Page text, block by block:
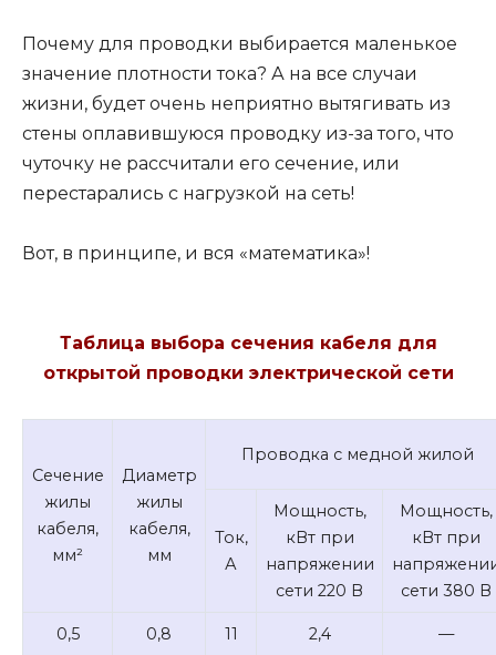
Почему для проводки выбирается маленькое
значение плотности тока? А на все случаи
жизни, будет очень неприятно вытягивать из
стены оплавившуюся проводку из-за того, что
чуточку не рассчитали его сечение, или
перестарались с нагрузкой на сеть!
Вот, в принципе, и вся «математика»!
Таблица выбора сечения кабеля для
открытой проводки электрической сети
Сечение
жилы
кабеля,
мм²
Диаметр
жилы
кабеля,
мм
Проводка с медной жилой
Ток,
А
Мощность,
кВт при
напряжении
сети 220 В
Мощность,
кВт при
сети 380 В
0,5 0,8 11 2,4 —